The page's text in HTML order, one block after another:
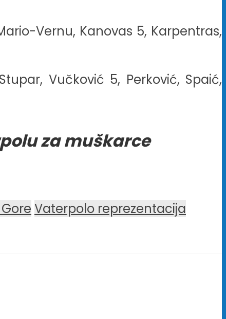
Vernu, Kanovas 5, Karpentras,
Vučković 5, Perković, Spaić,
za muškarce
Vaterpolo reprezentacija